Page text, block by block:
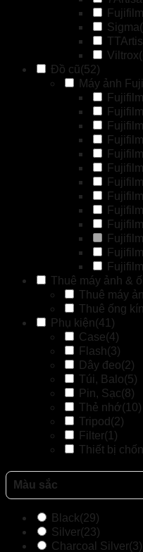
Fujifilm
Sigma
Viltrox
Đồ cũ(52)
Máy ảnh
Thuê máy ảnh &
Thuê máy
Thuê ống
Phụ kiện(41)
Case(4)
Flash(3)
Dây đeo(2)
Túi, Balo(5)
Pin, Sạc(8)
Thẻ nhớ(10)
Tripod (2)
Filter(1)
Thiết bị
Màu sắc
Black(29)
Silver(23)
Charcoal Silver(3)